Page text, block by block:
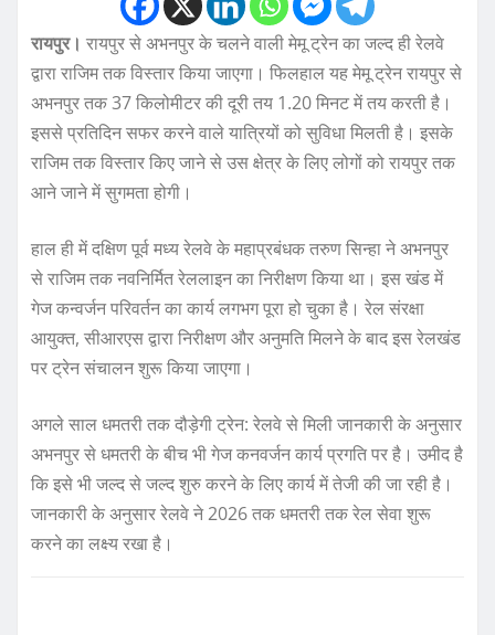
रायपुर। रायपुर से अभनपुर के चलने वाली मेमू ट्रेन का जल्द ही रेलवे
द्वारा राजिम तक विस्तार किया जाएगा। फिलहाल यह मेमू ट्रेन रायपुर से
अभनपुर तक 37 किलोमीटर की दूरी तय 1.20 मिनट में तय करती है।
इससे प्रतिदिन सफर करने वाले यात्रियों को सुविधा मिलती है। इसके
राजिम तक विस्तार किए जाने से उस क्षेत्र के लिए लोगों को रायपुर तक
आने जाने में सुगमता होगी।
हाल ही में दक्षिण पूर्व मध्य रेलवे के महाप्रबंधक तरुण सिन्हा ने अभनपुर
से राजिम तक नवनिर्मित रेललाइन का निरीक्षण किया था। इस खंड में
गेज कन्वर्जन परिवर्तन का कार्य लगभग पूरा हो चुका है। रेल संरक्षा
आयुक्त, सीआरएस द्वारा निरीक्षण और अनुमति मिलने के बाद इस रेलखंड
पर ट्रेन संचालन शुरू किया जाएगा।
अगले साल धमतरी तक दौड़ेगी ट्रेन: रेलवे से मिली जानकारी के अनुसार
अभनपुर से धमतरी के बीच भी गेज कनवर्जन कार्य प्रगति पर है। उमीद है
कि इसे भी जल्द से जल्द शुरु करने के लिए कार्य में तेजी की जा रही है।
जानकारी के अनुसार रेलवे ने 2026 तक धमतरी तक रेल सेवा शुरू
करने का लक्ष्य रखा है।